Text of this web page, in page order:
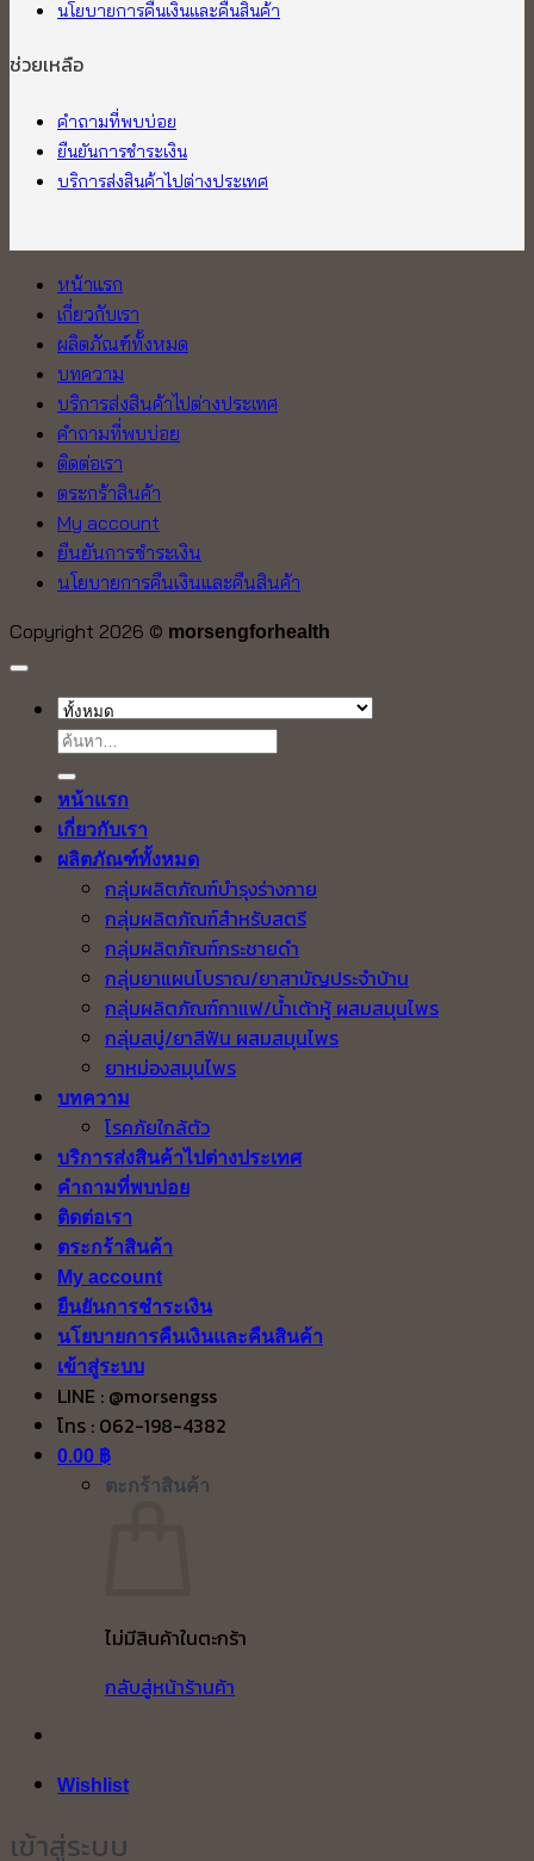
นโยบายการคืนเงินและคืนสินค้า
ช่วยเหลือ
คำถามที่พบบ่อย
ยืนยันการชำระเงิน
บริการส่งสินค้าไปต่างประเทศ
หน้าแรก
เกี่ยวกับเรา
ผลิตภัณฑ์ทั้งหมด
บทความ
บริการส่งสินค้าไปต่างประเทศ
คำถามที่พบบ่อย
ติดต่อเรา
ตระกร้าสินค้า
My account
ยืนยันการชำระเงิน
นโยบายการคืนเงินและคืนสินค้า
Copyright 2026 © morsengforhealth
ค้นหา:
หน้าแรก
เกี่ยวกับเรา
ผลิตภัณฑ์ทั้งหมด
กลุ่มผลิตภัณฑ์บำรุงร่างกาย
กลุ่มผลิตภัณฑ์สำหรับสตรี
กลุ่มผลิตภัณฑ์กระชายดำ
กลุ่มยาแผนโบราณ/ยาสามัญประจำบ้าน
กลุ่มผลิตภัณฑ์กาแฟ/น้ำเต้าหู้ ผสมสมุนไพร
กลุ่มสบู่/ยาสีฟัน ผสมสมุนไพร
ยาหม่องสมุนไพร
บทความ
โรคภัยใกล้ตัว
บริการส่งสินค้าไปต่างประเทศ
คำถามที่พบบ่อย
ติดต่อเรา
ตระกร้าสินค้า
My account
ยืนยันการชำระเงิน
นโยบายการคืนเงินและคืนสินค้า
เข้าสู่ระบบ
LINE : @morsengss
โทร : 062-198-4382
0.00 ฿
ตะกร้าสินค้า
ไม่มีสินค้าในตะกร้า
กลับสู่หน้าร้านค้า
Wishlist
เข้าสู่ระบบ